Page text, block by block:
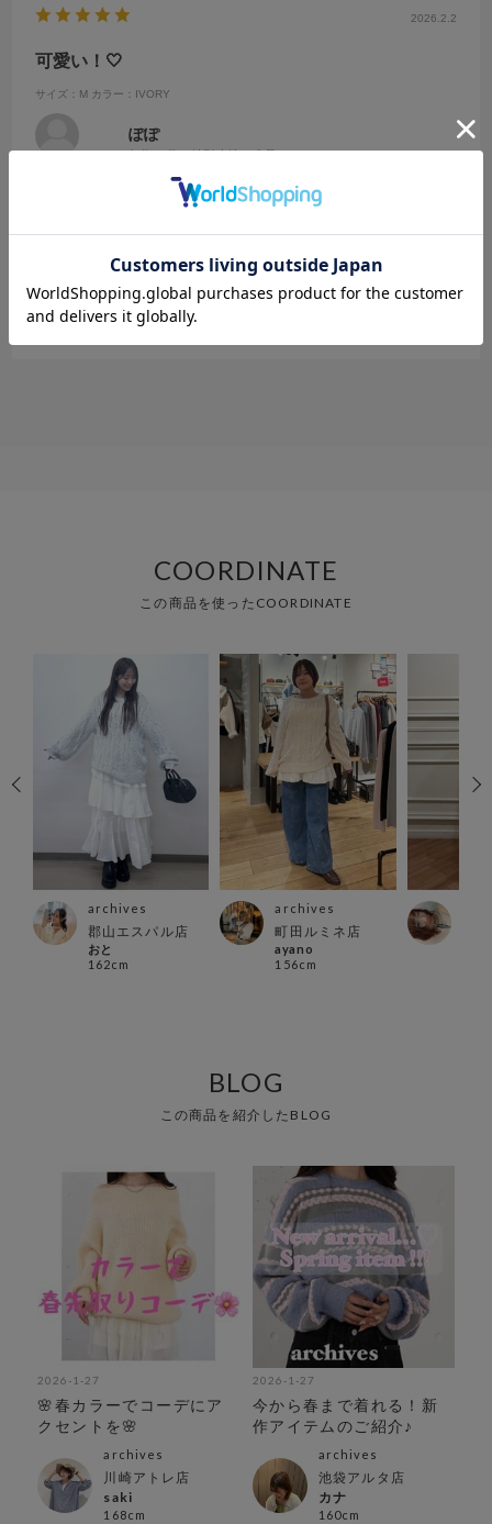
2026.2.2
可愛い！🤍
サイズ：M カラー：IVORY
ぽぽ
年代:10代 性別:女性 身長:161～165cm
すっと落ちるタイプだから、ジーンズはもちろんどんなスカートにも
合うから嬉しい！
COORDINATE
この商品を使ったCOORDINATE
archives
郡山エスパル店
おと
162cm
archives
町田ルミネ店
ayano
156cm
BLOG
この商品を紹介したBLOG
2026-1-27
🌸春カラーでコーデにア
クセントを🌸
archives
川崎アトレ店
saki
168cm
2026-1-27
今から春まで着れる！新
作アイテムのご紹介♪
archives
池袋アルタ店
カナ
160cm